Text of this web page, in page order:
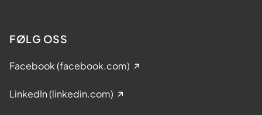
FØLG OSS
Facebook (facebook.com)
LinkedIn (linkedin.com)